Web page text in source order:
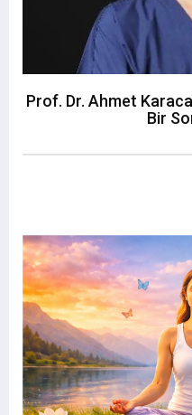
Prof. Dr. Ahmet
Bir